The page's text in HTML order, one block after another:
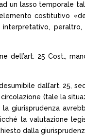
un lasso temporale
costitutivo
dell’art. 25 Cost.,
dall’art. 25,
(tale la
giurisprudenza
la valutazione
dalla